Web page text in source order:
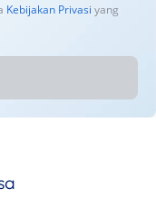
Kebijakan Privasi yang